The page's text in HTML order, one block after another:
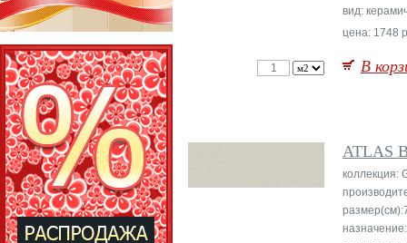
вид:
цена: 1748
В
ATLAS
коллекция: